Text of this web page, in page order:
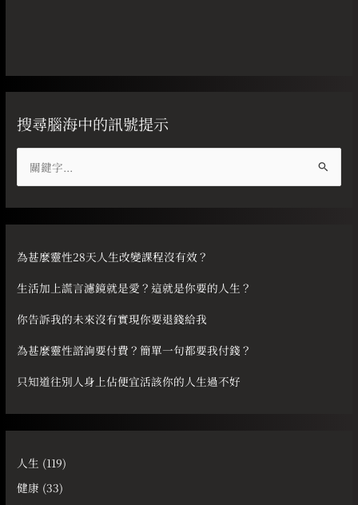
搜尋腦海中的訊號提示
尋
關
字
為甚麼靈性28天人生改變課程沒有效？
生活加上謊言濾鏡就是愛？這就是你要的人生？
你告訴我的未來沒有實現你要退錢給我
為甚麼靈性諮詢要付費？簡單一句都要我付錢？
只知道往別人身上佔便宜活該你的人生過不好
人生 (119)
健康 (33)